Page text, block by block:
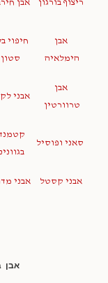
ריצוף בורגון אבן
אבן
הימלאיה
חיפוי
סטון
אבן
טרוורטין
אבני
סאני ופוסיל
אבני קסטל אבני
אבן